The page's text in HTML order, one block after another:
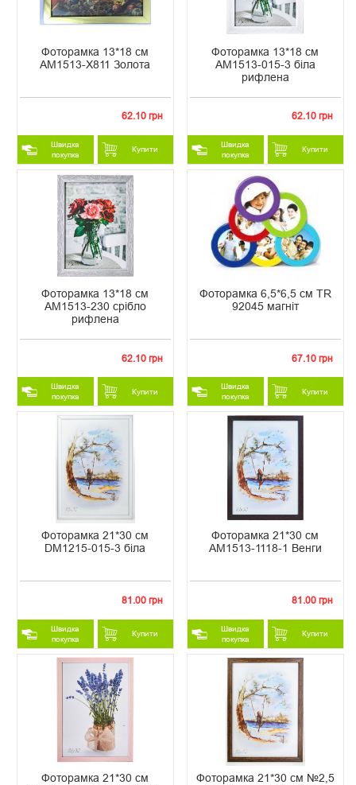
Фоторамка 13*18 см
AM1513-X811 Золота
62.10 грн
Швидка
покупка
Купити
Фоторамка 13*18 см
AM1513-015-3 біла
рифлена
62.10 грн
Швидка
покупка
Купити
Фоторамка 13*18 см
AM1513-230 срібло
рифлена
62.10 грн
Швидка
покупка
Купити
Фоторамка 6,5*6,5 см TR
92045 магніт
67.10 грн
Швидка
покупка
Купити
Фоторамка 21*30 см
DM1215-015-3 біла
81.00 грн
Швидка
покупка
Купити
Фоторамка 21*30 см
AM1513-1118-1 Венги
81.00 грн
Швидка
покупка
Купити
Фоторамка 21*30 см
Фоторамка 21*30 см №2,5